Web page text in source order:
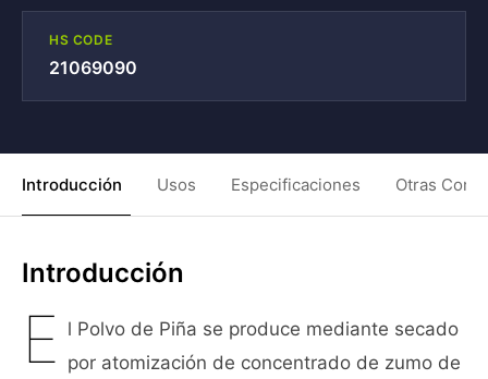
HS CODE
21069090
Introducción Usos Especificaciones Otras
Introducción
E l Polvo de Piña se produce mediante secado
por atomización de concentrado de zumo de